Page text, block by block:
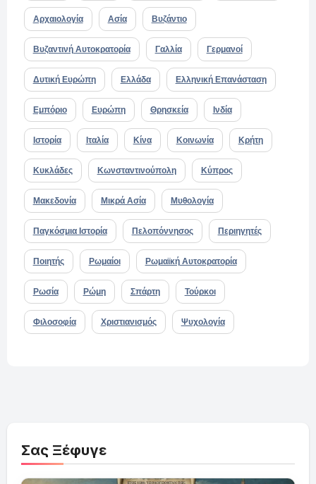
Αρχαιολογία Ασία Βυζάντιο
Βυζαντινή Αυτοκρατορία Γαλλία Γερμανοί
Δυτική Ευρώπη Ελλάδα Ελληνική Επανάσταση
Εμπόριο Ευρώπη Θρησκεία Ινδία
Ιστορία Ιταλία Κίνα Κοινωνία Κρήτη
Κυκλάδες Κωνσταντινούπολη Κύπρος
Μακεδονία Μικρά Ασία Μυθολογία
Παγκόσμια Ιστορία Πελοπόννησος Περιηγητές
Ποιητής Ρωμαίοι Ρωμαϊκή Αυτοκρατορία
Ρωσία Ρώμη Σπάρτη Τούρκοι
Φιλοσοφία Χριστιανισμός Ψυχολογία
Σας Ξέφυγε